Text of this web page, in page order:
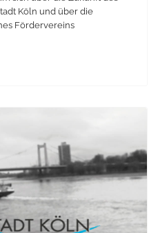
Köln und über die
Fördervereins